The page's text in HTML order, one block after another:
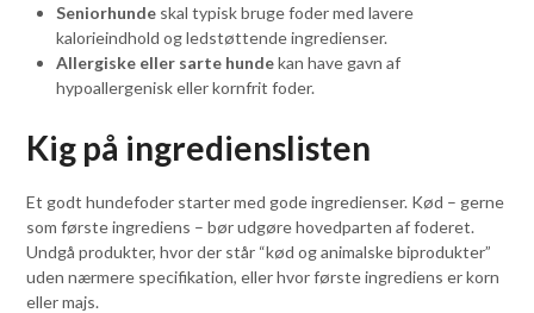
Seniorhunde skal typisk bruge foder med lavere
kalorieindhold og ledstøttende ingredienser.
Allergiske eller sarte hundekan have gavn af
hypoallergenisk eller kornfrit foder.
Kig på ingredienslisten
Et godt hundefoder starter med gode ingredienser. Kød – gerne
som første ingrediens – bør udgøre hovedparten af foderet.
Undgå produkter, hvor der står “kød og animalske biprodukter”
uden nærmere specifikation, eller hvor første ingrediens er korn
eller majs.